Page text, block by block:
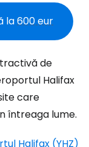
la600 eur
de
Halifax
care
întreaga lume.
Halifax (YHZ)